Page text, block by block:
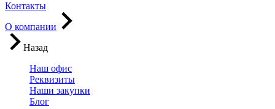
Контакты
О компании
Назад
Наш офис
Реквизиты
Наши закупки
Блог